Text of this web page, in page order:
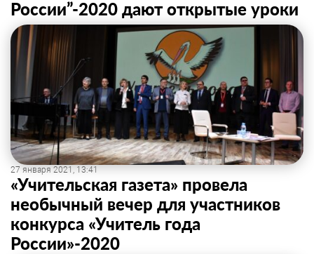
России”-2020 дают открытые уроки
27 января 2021, 13:41
«Учительская газета» провела
необычный вечер для участников
конкурса «Учитель года
России»-2020